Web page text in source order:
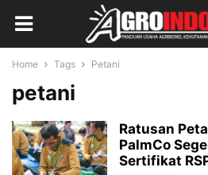
Home Tags Petani
petani
Ratusan
PalmCo
Sertifikat